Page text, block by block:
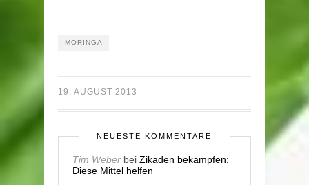
MORINGA
19. AUGUST 2013
NEUESTE KOMMENTARE
Tim Weber bei Zikaden bekämpfen:
Diese Mittel helfen